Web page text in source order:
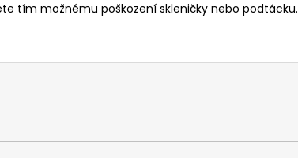
tím možnému poškození skleničky nebo podtácku.